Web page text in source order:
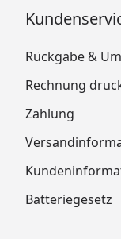
Rückgabe &
Rechnung
Zahlung
Batteriegesetz